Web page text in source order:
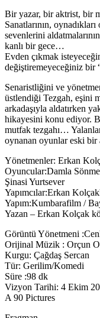
Bir yazar, bir aktrist, bir
Sanatlarının,
sevenlerini
kanlı bir gece…
Evden çıkmak
değiştiremeyeceğiniz bir
Senaristliğini ve
üstlendiği Tezgah, eşini
arkadaşıyla aldatırken
hikayesini konu ediyor.
mutfak tezgahı…
oynanan oyunlar eski bir
Yönetmenler: Erkan
Oyuncular:Damla
Şinasi Yurtsever
Yapımcılar:Erkan
Yapım:Kumbarafilm /
Yazan – Erkan Kolçak
Görüntü Yönetmeni
Orijinal Müzik : Orçun
Kurgu: Çağdaş Sercan
Tür: Gerilim/Komedi
Süre :98 dk
Vizyon Tarihi: 4 Ekim
A 90 Pictures